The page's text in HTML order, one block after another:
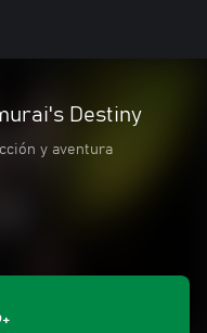
Destiny
y aventura